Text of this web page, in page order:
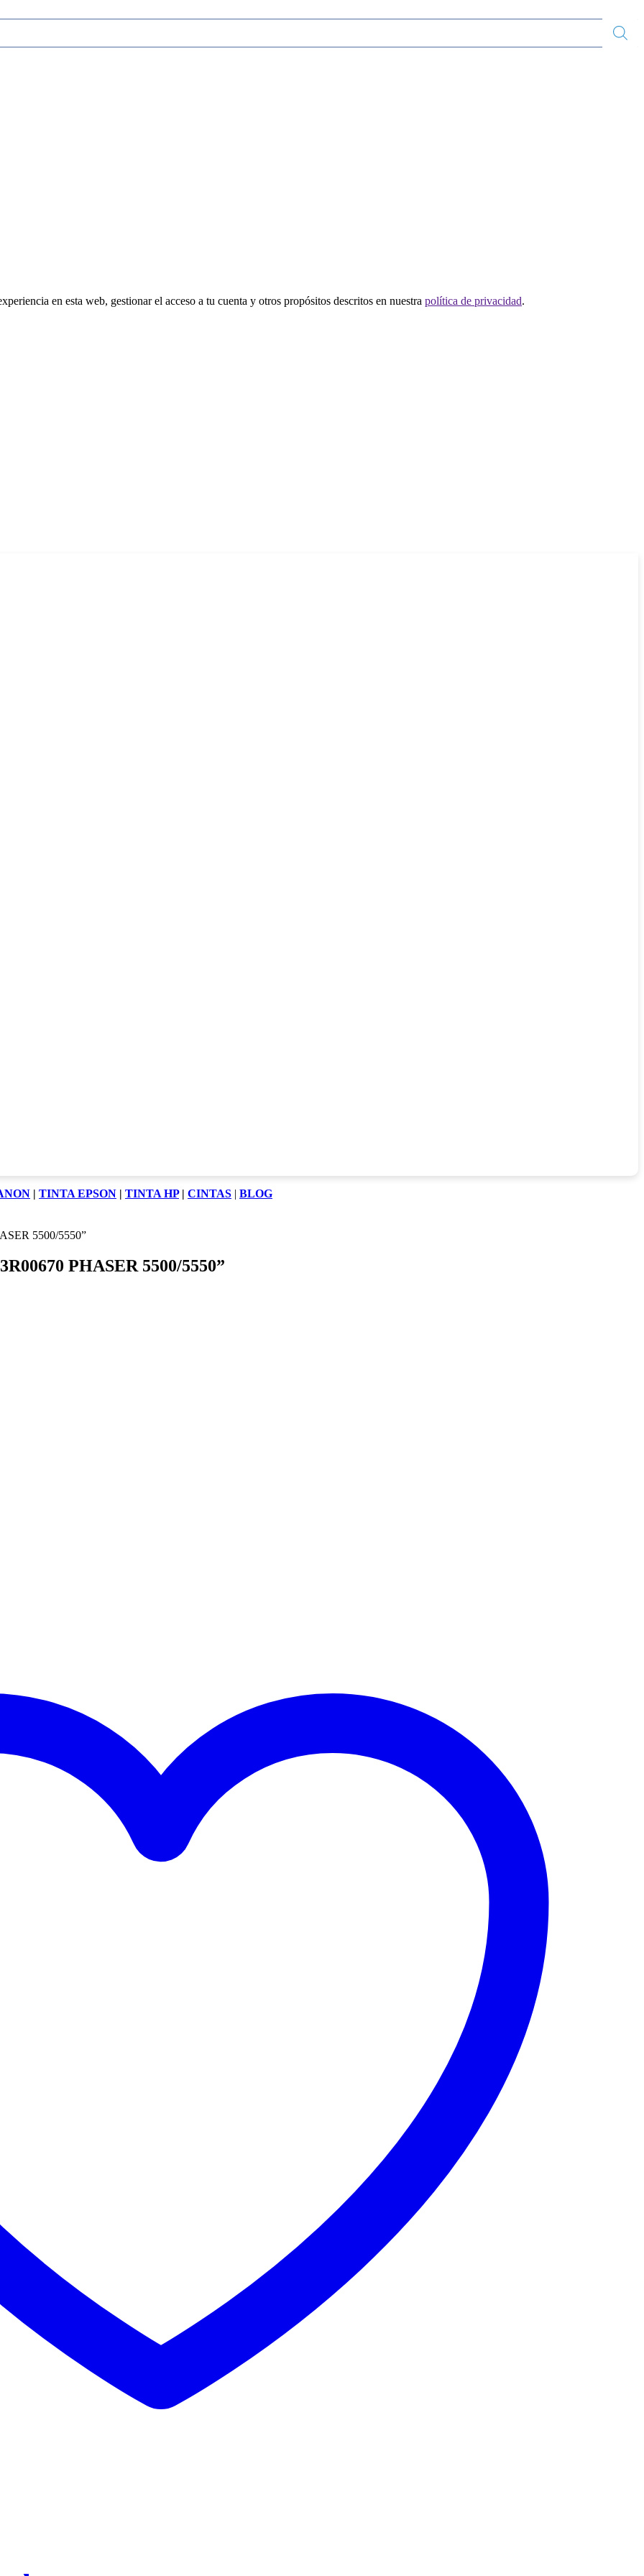
en esta web, gestionar el acceso a tu cuenta y otros propósitos descritos en nuestra política de privacidad.
| TINTA EPSON | TINTA HP| CINTAS | BLOG
5500/5550”
PHASER 5500/5550”